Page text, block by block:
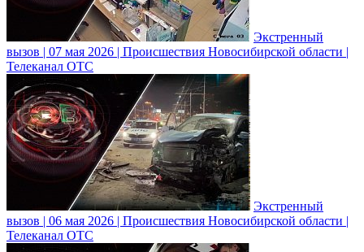
Экстренный
вызов | 07 мая 2026 | Происшествия Новосибирской области |
Телеканал ОТС
Экстренный
вызов | 06 мая 2026 | Происшествия Новосибирской области |
Телеканал ОТС